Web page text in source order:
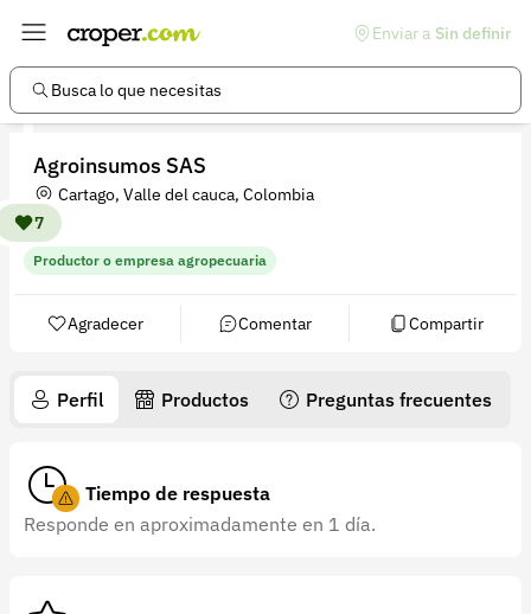
Enviar a Sin definir
Busca lo que necesitas
7
Agroinsumos SAS
Cartago, Valle del cauca, Colombia
Productor o empresa agropecuaria
Agradecer Comentar Compartir
Perfil Productos Preguntas frecuentes
Tiempo de respuesta
Responde en aproximadamente en 1 día.
Enlaces de interés
Preguntas frecuentes
Ayuda
Información legal
Términos y condiciones
Política de devoluciones
Cuenta
Registrarse